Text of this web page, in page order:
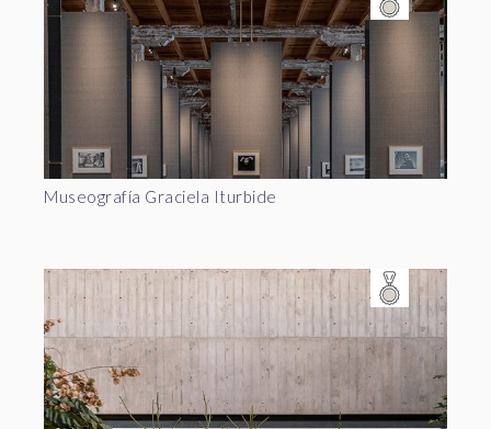
Museografía Graciela Iturbide